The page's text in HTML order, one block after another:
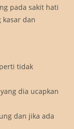
pada sakit hati
kasar dan
tidak
dia ucapkan
dan jika ada